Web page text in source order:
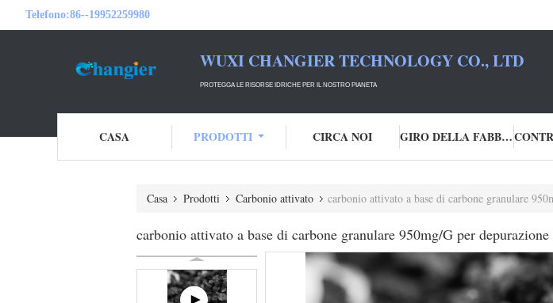
Telefono:86--19952259980
WUXI CHANGIER TECHNOLOGY CO., LTD
PROTEGGA LE RISORSE IDRICHE PER IL NOSTRO PIANETA
CASA PRODOTTI CIRCA NOI GIRO DELLA FABBRICA
Casa Prodotti Carbonio attivato carbonio attivato a base di carbone granulare
carbonio attivato a base di carbone granulare 950mg/G per